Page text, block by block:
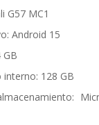
G57 MC1
Android 15
GB
128 GB